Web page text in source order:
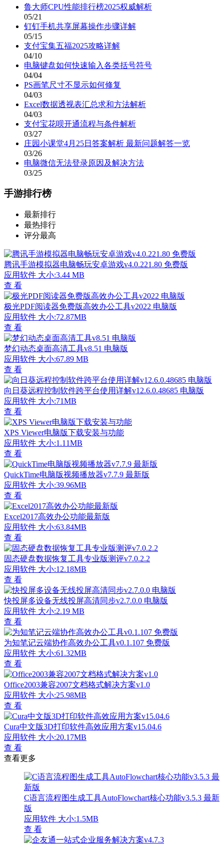
鲁大师CPU性能排行榜2025权威解析
05/21
钉钉手机共享屏幕操作步骤详解
05/15
支付宝集五福2025攻略详解
04/10
电脑键盘如何快速输入各类括号符号
04/04
PS画笔尺寸不显示如何修复
04/03
Excel数据透视表汇总求和方法解析
04/03
支付宝花呗开通流程与条件解析
03/27
庄园小课堂4月25日答案解析 最新问题解答一览
03/26
电脑微信无法登录原因及解决方法
03/25
手游排行榜
最新排行
最热排行
评分最高
腾讯手游模拟器电脑畅玩安卓游戏v4.0.221.80 免费版
应用软件 大小:3.44 MB
查 看
极光PDF阅读器免费版高效办公工具v2022 电脑版
应用软件 大小:72.87MB
查 看
梦幻动态桌面高清工具v8.51 电脑版
应用软件 大小:67.89 MB
查 看
向日葵远程控制软件跨平台使用详解v12.6.0.48685 电脑版
应用软件 大小:71MB
查 看
XPS Viewer电脑版下载安装与功能
应用软件 大小:1.11MB
查 看
QuickTime电脑版视频播放器v7.7.9 最新版
应用软件 大小:39.96MB
查 看
Excel2017高效办公功能最新版
应用软件 大小:63.84MB
查 看
固态硬盘数据恢复工具专业版测评v7.0.2.2
应用软件 大小:12.18MB
查 看
快投屏多设备无线投屏高清同步v2.7.0.0 电脑版
应用软件 大小:2.19 MB
查 看
为知笔记云端协作高效办公工具v0.1.107 免费版
应用软件 大小:61.32MB
查 看
Office2003兼容2007文档格式解决方案v1.0
应用软件 大小:25.98MB
查 看
Cura中文版3D打印软件高效应用方案v15.04.6
应用软件 大小:20.17MB
查 看
查看更多
C语言流程图生成工具AutoFlowchart核心功能v3.5.3 最新
版
应用软件 大小:1.5MB
查 看